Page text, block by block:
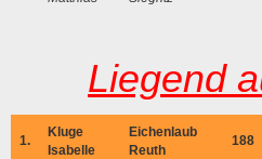
Liegend
1.
Kluge
Isabelle
Eichenlaub
Reuth
188